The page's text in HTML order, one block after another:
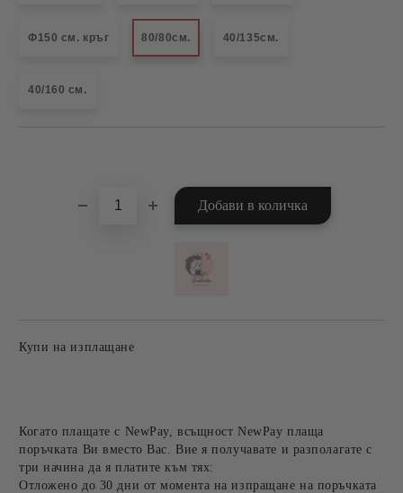
Ф150 см. кръг 80/80см. 40/135см.
40/160 см.
Купи на изплащане
Когато плащате с NewPay, всъщност NewPay плаща
поръчката Ви вместо Вас. Вие я получавате и разполагате с
три начина да я платите към тях:
Отложено до 30 дни от момента на изпращане на поръчката